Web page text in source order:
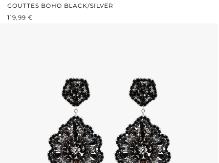
GOUTTES BOHO BLACK/SILVER
PRIX RÉGULIER :
119,99 €